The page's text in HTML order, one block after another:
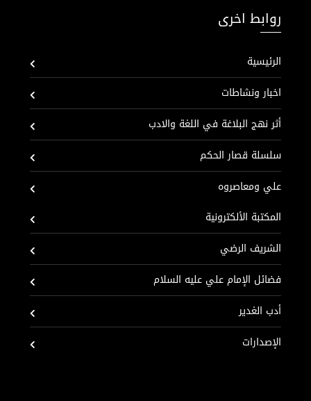
روابط اخرى
الرئيسية
اخبار ونشاطات
أثر نهج البلاغة في اللغة والادب
سلسلة قصار الحكم
علي ومعاصروه
المكتبة الألكترونية
الشريف الرضي
فضائل الإمام علي عليه السلام
أدب الغدير
الإصدارات